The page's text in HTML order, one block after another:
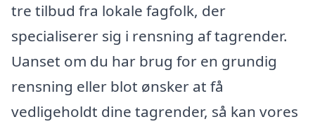
tre tilbud fra lokale fagfolk, der
specialiserer sig i rensning af tagrender.
Uanset om du har brug for en grundig
rensning eller blot ønsker at få
vedligeholdt dine tagrender, så kan vores